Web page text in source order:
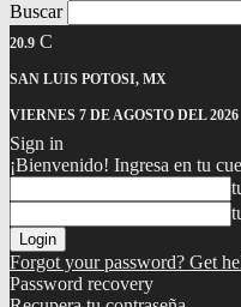
Buscar
20.9 C
SAN LUIS POTOSI, MX
VIERNES 7 DE AGOSTO DEL 2026
Sign in
¡Bienvenido! Ingresa en tu
Forgot your password? Get
Password recovery